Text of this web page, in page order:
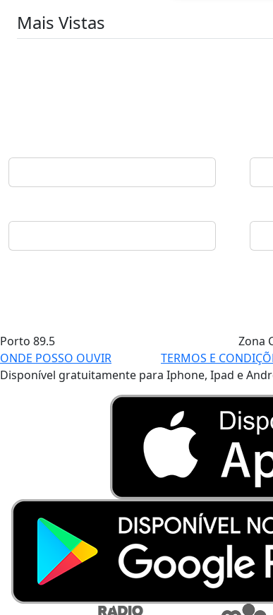
Mais Vistas
Porto 89.5 Zona
ONDE POSSO OUVIR
TERMOS E
Disponível gratuitamente para Iphone, Ipad e